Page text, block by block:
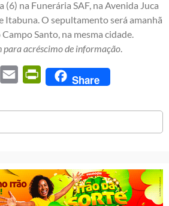
na Funerária SAF, na Avenida Juca
Itabuna. O sepultamento será amanhã
Santo, na mesma cidade.
acréscimo de informação
Twitter Email PrintFriendly
Share